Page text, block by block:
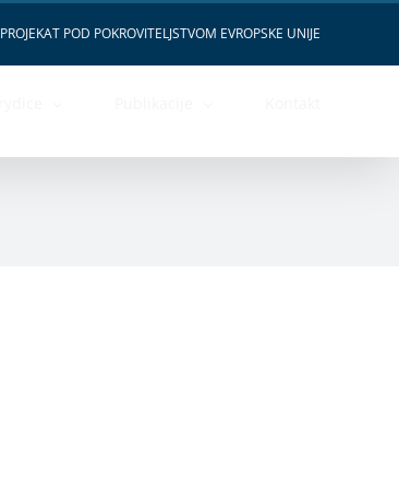
PROJEKAT POD POKROVITELJSTVOM EVROPSKE UNIJE